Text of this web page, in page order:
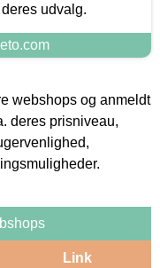
udvalg.
webshops og anmeldt
deres prisniveau,
Link